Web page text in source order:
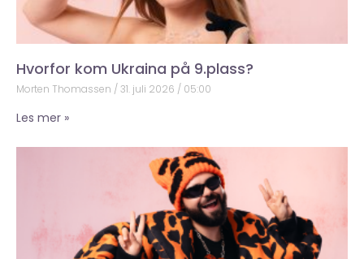
Hvorfor kom Ukraina på 9.plass?
Morten Thomassen 31. juli 2026 05:00
Les mer »